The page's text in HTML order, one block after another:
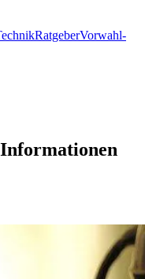
RatgeberVorwahl-